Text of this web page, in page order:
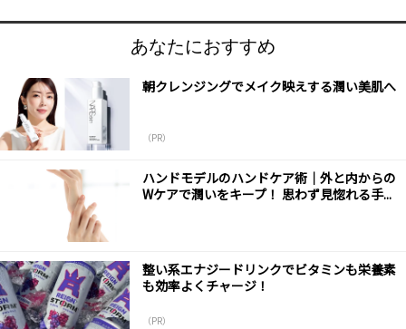
あなたにおすすめ
朝クレンジングでメイク映えする潤い美肌へ
（PR）
ハンドモデルのハンドケア術｜外と内からの
Wケアで潤いをキープ！ 思わず見惚れる手...
整い系エナジードリンクでビタミンも栄養素
も効率よくチャージ！
（PR）